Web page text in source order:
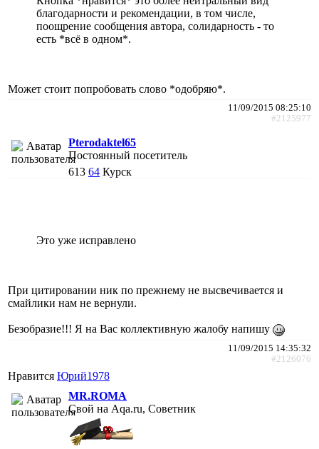
благодарности и рекомендации, в том числе,
поощрение сообщения автора, солидарность - то
есть *всё в одном*.
Может стоит попробовать слово *одобряю*.
11/09/2015 08:25:10
#2125977
Pterodaktel65
Постоянный посетитель
613 64 Курск
Это уже исправлено
При цитировании ник по прежнему не высвечивается и
смайлики нам не вернули.
Безобразие!!! Я на Вас коллективную жалобу напишу
11/09/2015 14:35:32
#2126076
Нравится Юрий1978
MR.ROMA
Свой на Aqa.ru, Советник